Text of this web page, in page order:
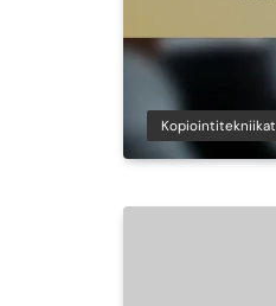
Kopiointitekniikat